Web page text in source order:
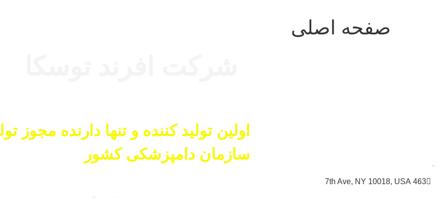
صفحه اصلی
اولین تولید کننده و تنها دارنده مجوز
سازمان دامپزشکی کشور
463 7th Ave, NY 10018, USA